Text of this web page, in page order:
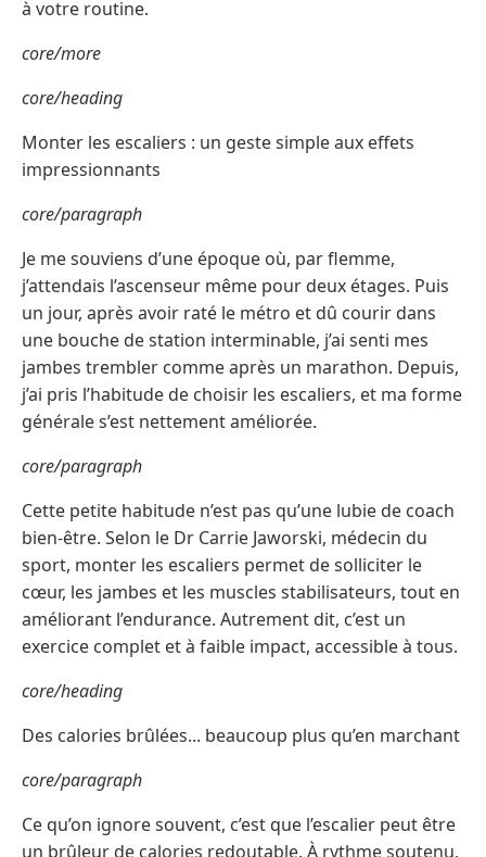
à votre routine.
core/more
core/heading
Monter les escaliers : un geste simple aux effets
impressionnants
core/paragraph
Je me souviens d’une époque où, par flemme,
j’attendais l’ascenseur même pour deux étages. Puis
un jour, après avoir raté le métro et dû courir dans
une bouche de station interminable, j’ai senti mes
jambes trembler comme après un marathon. Depuis,
j’ai pris l’habitude de choisir les escaliers, et ma forme
générale s’est nettement améliorée.
core/paragraph
Cette petite habitude n’est pas qu’une lubie de coach
bien-être. Selon le Dr Carrie Jaworski, médecin du
sport, monter les escaliers permet de solliciter le
cœur, les jambes et les muscles stabilisateurs, tout en
améliorant l’endurance. Autrement dit, c’est un
exercice complet et à faible impact, accessible à tous.
core/heading
Des calories brûlées... beaucoup plus qu’en marchant
core/paragraph
Ce qu’on ignore souvent, c’est que l’escalier peut être
un brûleur de calories redoutable. À rythme soutenu,